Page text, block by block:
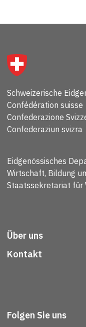
Schweizerische
Confédération suisse
Confederazione
Confederaziun svizra
Eidgenössisches
Wirtschaft, Bildung
Staatssekretariat für
Über uns
Kontakt
Folgen Sie uns